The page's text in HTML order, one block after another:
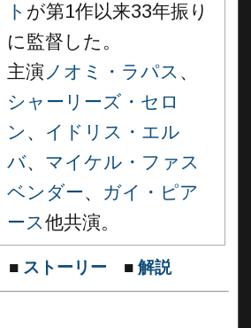
ト が第1作以来33年振り
に監督した。
主演 ノオミ・ラパス 、
シャーリーズ・セロ
ン 、 イドリス・エル
バ、 マイケル・ファス
ベンダー、 ガイ・ピア
ース他共演。
■ ストーリー ■ 解説